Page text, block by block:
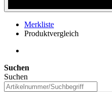
Merkliste
Produktvergleich
Suchen
Suchen